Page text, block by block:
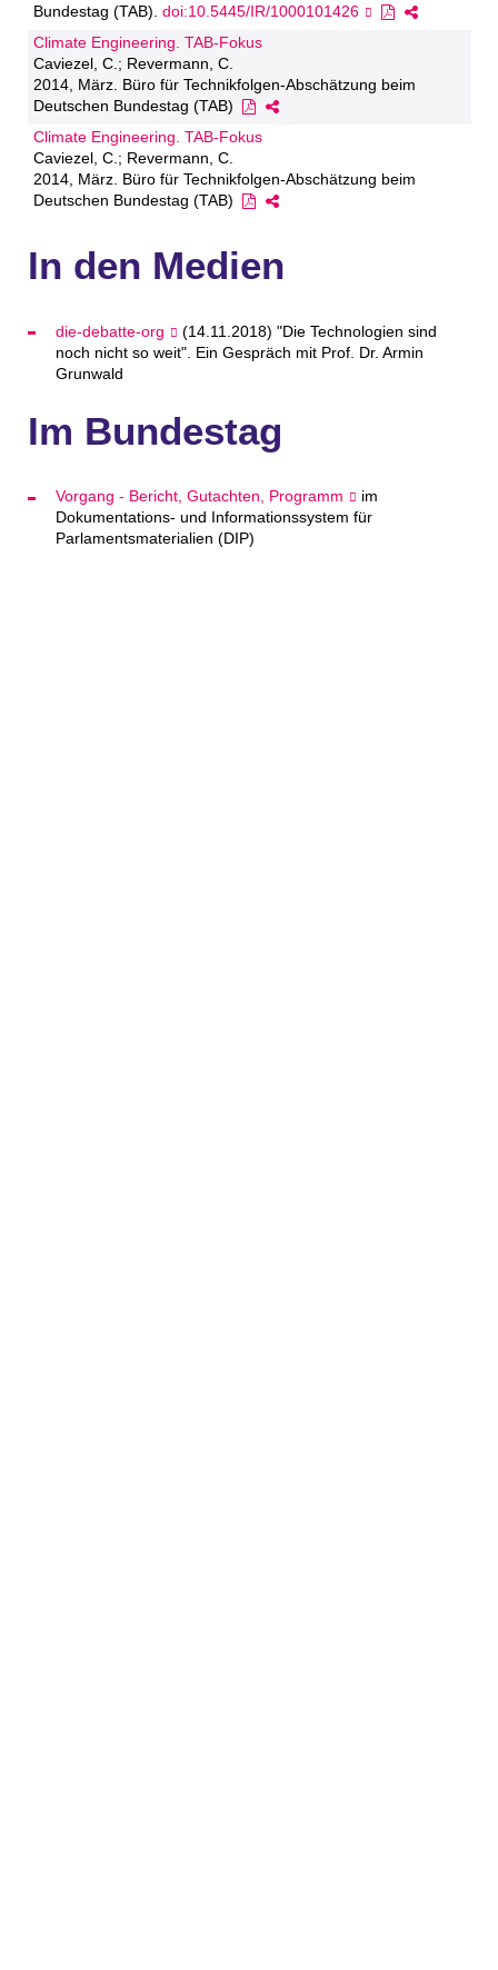
Bundestag (TAB). doi:10.5445/IR/1000101426
Climate Engineering. TAB-Fokus
Caviezel, C.; Revermann, C.
2014, März. Büro für Technikfolgen-Abschätzung beim
Deutschen Bundestag (TAB)
Climate Engineering. TAB-Fokus
Caviezel, C.; Revermann, C.
2014, März. Büro für Technikfolgen-Abschätzung beim
Deutschen Bundestag (TAB)
In den Medien
die-debatte-org
(14.11.2018) "Die Technologien sind
noch nicht so weit". Ein Gespräch mit Prof. Dr. Armin
Grunwald
Im Bundestag
Vorgang - Bericht, Gutachten, Programm
im
Dokumentations- und Informationssystem für
Parlamentsmaterialien (DIP)